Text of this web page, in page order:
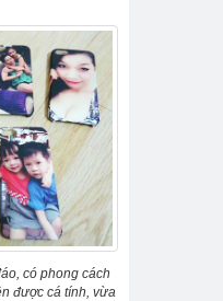
có phong cách
được cá tính, vừa